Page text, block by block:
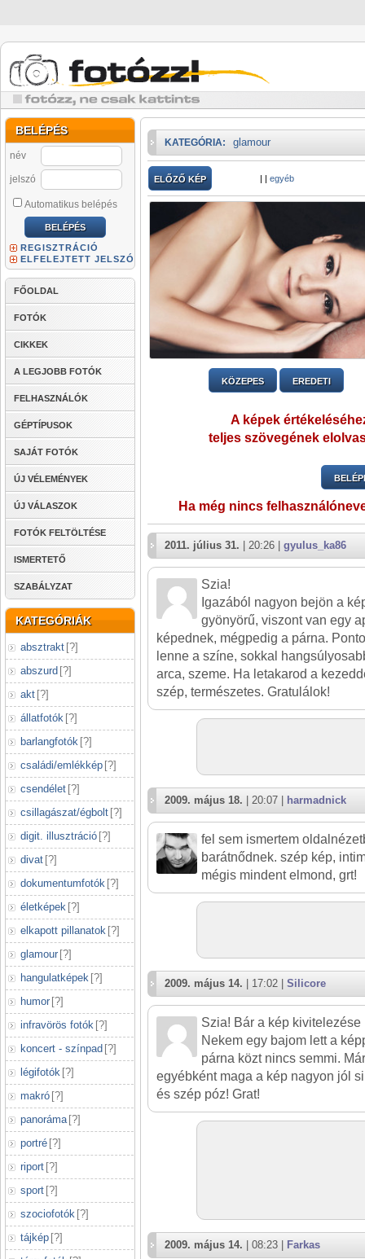
BELÉPÉS
név
jelszó
Automatikus belépés
REGISZTRÁCIÓ
ELFELEJTETT JELSZÓ
FŐOLDAL
FOTÓK
CIKKEK
A LEGJOBB FOTÓK
FELHASZNÁLÓK
GÉPTÍPUSOK
SAJÁT FOTÓK
ÚJ VÉLEMÉNYEK
ÚJ VÁLASZOK
FOTÓK FELTÖLTÉSE
ISMERTETŐ
SZABÁLYZAT
KATEGÓRIÁK
absztrakt [?]
abszurd [?]
akt [?]
állatfotók [?]
barlangfotók [?]
családi/emlékkép [?]
csendélet [?]
csillagászat/égbolt [?]
digit. illusztráció [?]
divat [?]
dokumentumfotók [?]
életképek [?]
elkapott pillanatok [?]
glamour [?]
hangulatképek [?]
humor [?]
infravörös fotók [?]
koncert - színpad [?]
légifotók [?]
makró [?]
panoráma [?]
portré [?]
riport [?]
sport [?]
szociofotók [?]
tájkép [?]
KATEGÓRIA: glamour
ELŐZŐ KÉP | | egyéb
KÖZEPES EREDETI
A képek
teljes szövegének
Ha még nincs
2011. július 31. | 20:26 | gyulus_ka86
Szia!
Igazából nagyon bejön a
gyönyörű, viszont van egy
képednek, mégpedig a párna.
lenne a színe, sokkal
arca, szeme. Ha letakarod a
szép, természetes. Gratulálok!
2009. május 18. | 20:07 | harmadnick
fel sem ismertem
barátnődnek. szép kép,
mégis mindent elmond, grt!
2009. május 14. | 17:02 | Silicore
Szia! Bár a kép
Nekem egy bajom lett a
párna közt nincs semmi.
egyébként maga a kép nagyon jól
és szép póz! Grat!
2009. május 14. | 08:23 | Farkas